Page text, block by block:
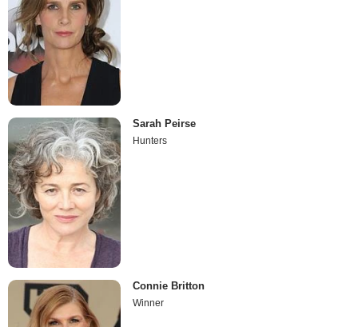
Sarah Peirse
Hunters
Connie Britton
Winner